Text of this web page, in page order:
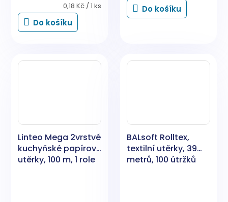
Měrná
cena:
0,18 Kč / 1 ks
Do košíku
Do košíku
Linteo Mega 2vrstvé
kuchyňské papírové
utěrky, 100 m, 1 role
BALsoft Rolltex,
textilní utěrky, 39
metrů, 100 útržků